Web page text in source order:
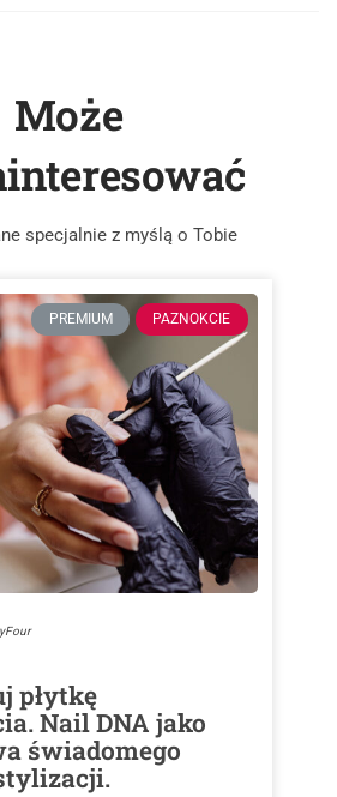
Może
specjalnie z myślą o Tobie
PREMIUM PAZNOKCIE
płytkę
Nail DNA jako
świadomego